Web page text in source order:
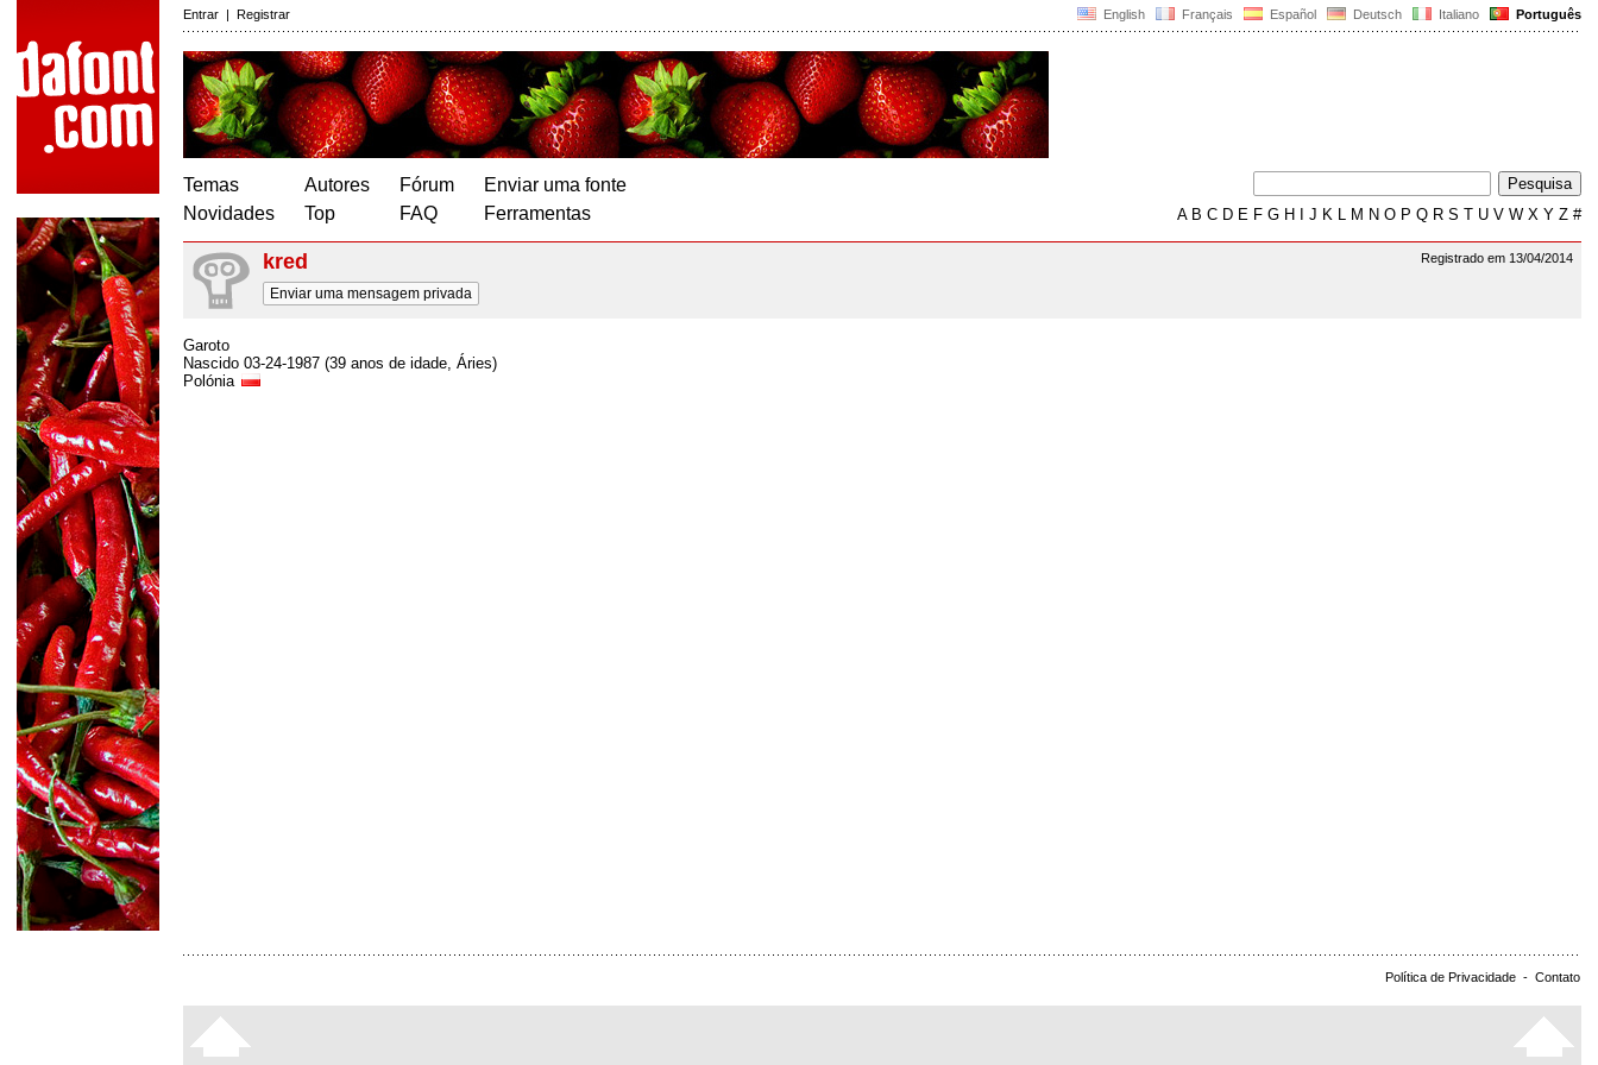
English Français Español Deutsch Italiano Português
Entrar | Registrar
Temas
Novidades
Autores
Top
Fórum
FAQ
Enviar uma fonte
Ferramentas
AB C D E F G H J K L M N O P Q R S T U V W X Y Z #
Registrado em 13/04/2014
kred
Enviar uma mensagem privada
Garoto
Nascido 03-24-1987 (39 anos de idade, Áries)
Polónia
Política de Privacidade - Contato